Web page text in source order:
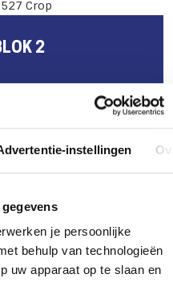
instellingen
je persoonlijke
behulp van technologieën
uw apparaat op te slaan en
2